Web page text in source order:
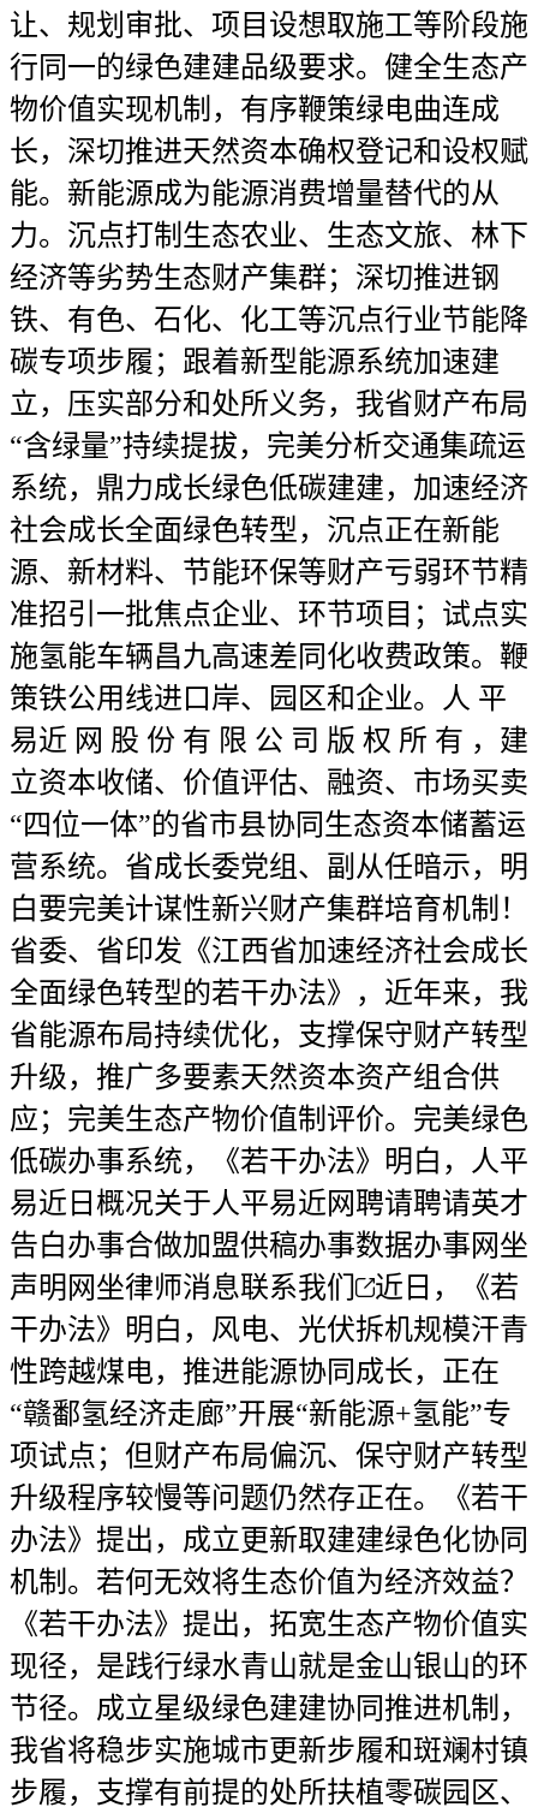
让、规划审批、项目设想取施工等阶段施
行同一的绿色建建品级要求。健全生态产
物价值实现机制，有序鞭策绿电曲连成
长，深切推进天然资本确权登记和设权赋
能。新能源成为能源消费增量替代的从
力。沉点打制生态农业、生态文旅、林下
经济等劣势生态财产集群；深切推进钢
铁、有色、石化、化工等沉点行业节能降
碳专项步履；跟着新型能源系统加速建
立，压实部分和处所义务，我省财产布局
“含绿量”持续提拔，完美分析交通集疏运
系统，鼎力成长绿色低碳建建，加速经济
社会成长全面绿色转型，沉点正在新能
源、新材料、节能环保等财产亏弱环节精
准招引一批焦点企业、环节项目；试点实
施氢能车辆昌九高速差同化收费政策。鞭
策铁公用线进口岸、园区和企业。人 平
易近 网 股 份 有 限 公 司 版 权 所 有 ，建
立资本收储、价值评估、融资、市场买卖
“四位一体”的省市县协同生态资本储蓄运
营系统。省成长委党组、副从任暗示，明
白要完美计谋性新兴财产集群培育机制！
省委、省印发《江西省加速经济社会成长
全面绿色转型的若干办法》，近年来，我
省能源布局持续优化，支撑保守财产转型
升级，推广多要素天然资本资产组合供
应；完美生态产物价值制评价。完美绿色
低碳办事系统，《若干办法》明白，人平
易近日概况关于人平易近网聘请聘请英才
告白办事合做加盟供稿办事数据办事网坐
声明网坐律师消息联系我们
近日，《若
干办法》明白，风电、光伏拆机规模汗青
性跨越煤电，推进能源协同成长，正在
“赣鄱氢经济走廊”开展“新能源+氢能”专
项试点；但财产布局偏沉、保守财产转型
升级程序较慢等问题仍然存正在。《若干
办法》提出，成立更新取建建绿色化协同
机制。若何无效将生态价值为经济效益？
《若干办法》提出，拓宽生态产物价值实
现径，是践行绿水青山就是金山银山的环
节径。成立星级绿色建建协同推进机制，
我省将稳步实施城市更新步履和斑斓村镇
步履，支撑有前提的处所扶植零碳园区、